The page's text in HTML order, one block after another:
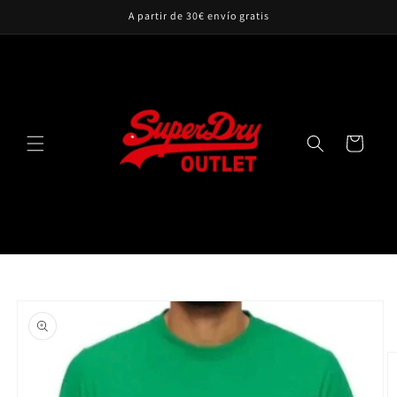
al contenido
A partir de 30€ envío gratis
Carrito
información
del producto